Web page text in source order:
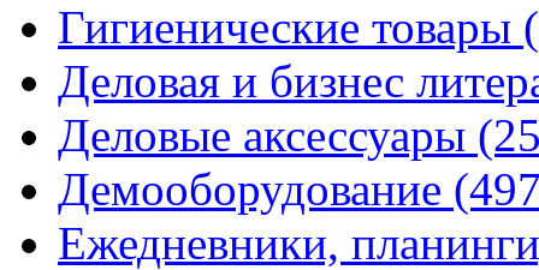
Гигиенические товары
Деловая и бизнес
Деловые аксессуары
Демооборудование
Ежедневники,